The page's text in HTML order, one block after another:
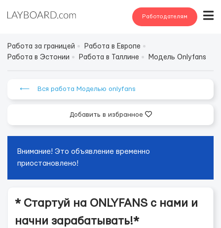
Работодателям
Работа за границей
Работа в Европе
Работа в Эстонии
Работа в Таллине Модель Onlyfans
⟵ Вся работа Моделью onlyfans
Добавить в избранное
Внимание! Это объявление временно
приостановлено!
* Стартуй на ONLYFANS с нами и
начни зарабатывать!*